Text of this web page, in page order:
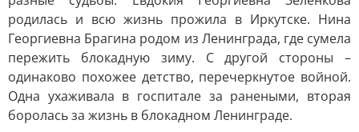
родилась и всю жизнь прожила в Иркутске. Нина
Георгиевна Брагина родом из Ленинграда, где сумела
пережить блокадную зиму. С другой стороны –
одинаково похожее детство, перечеркнутое войной.
Одна ухаживала в госпитале за ранеными, вторая
боролась за жизнь в блокадном Ленинграде.